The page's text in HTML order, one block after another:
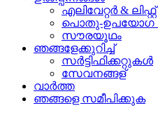
എലിവേറ്റർ & ലിഫ്റ്റ്
പൊതു-ഉപയോഗ
സൗരയൂഥം
ഞങ്ങളേക്കുറിച്ച്
സർട്ടിഫിക്കറ്റുകൾ
സേവനങ്ങള്
വാർത്ത
ഞങ്ങളെ സമീപിക്കുക